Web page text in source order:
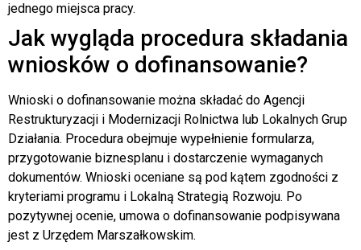
jednego miejsca pracy.
Jak wygląda procedura składania
wniosków o dofinansowanie?
Wnioski o dofinansowanie można składać do Agencji
Restrukturyzacji i Modernizacji Rolnictwa lub Lokalnych Grup
Działania. Procedura obejmuje wypełnienie formularza,
przygotowanie biznesplanu i dostarczenie wymaganych
dokumentów. Wnioski oceniane są pod kątem zgodności z
kryteriami programu i Lokalną Strategią Rozwoju. Po
pozytywnej ocenie, umowa o dofinansowanie podpisywana
jest z Urzędem Marszałkowskim.